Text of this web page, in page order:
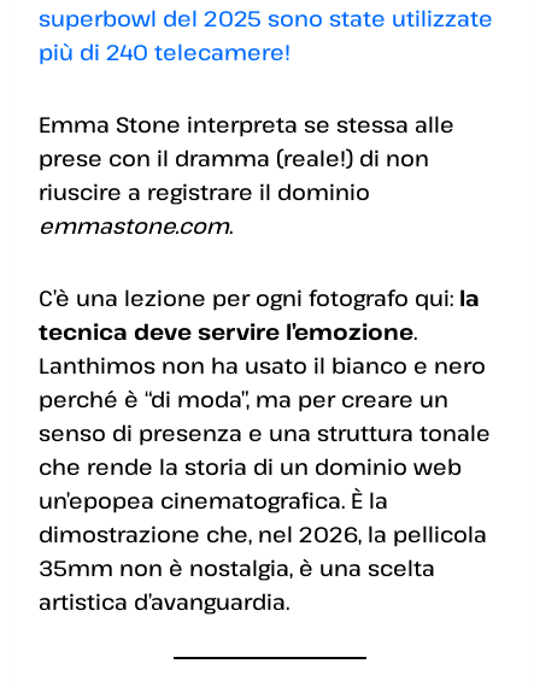
superbowl del 2025 sono state utilizzate
più di 240 telecamere!
Emma Stone interpreta se stessa alle
prese con il dramma (reale!) di non
riuscire a registrare il dominio
emmastone.com.
C’è una lezione per ogni fotografo qui: la
tecnica deve servire l’emozione.
Lanthimos non ha usato il bianco e nero
perché è “di moda”, ma per creare un
senso di presenza e una struttura tonale
che rende la storia di un dominio web
un’epopea cinematografica. È la
dimostrazione che, nel 2026, la pellicola
35mm non è nostalgia, è una scelta
artistica d’avanguardia.